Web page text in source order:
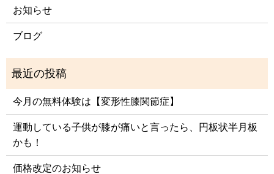
お知らせ
ブログ
今月の無料体験は【変形性膝関節症】
運動している子供が膝が痛いと言ったら、円板状半月板
かも！
価格改定のお知らせ